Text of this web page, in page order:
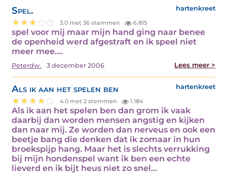
Spel. hartenkreet
3.0 met 36 stemmen 6.815
spel voor mij maar mijn hand ging naar benee
de openheid werd afgestraft en ik speel niet
meer mee.…
Peterdw. 3 december 2006 Lees meer >
Als ik aan het spelen ben hartenkreet
4.0 met 2 stemmen 1.184
Als ik aan het spelen ben dan grom ik vaak
daarbij dan worden mensen angstig en kijken
dan naar mij. Ze worden dan nerveus en ook een
beetje bang die denken dat ik zomaar in hun
broekspijp hang. Maar het is slechts verrukking
bij mijn hondenspel want ik ben een echte
lieverd en ik bijt heus niet zo snel…